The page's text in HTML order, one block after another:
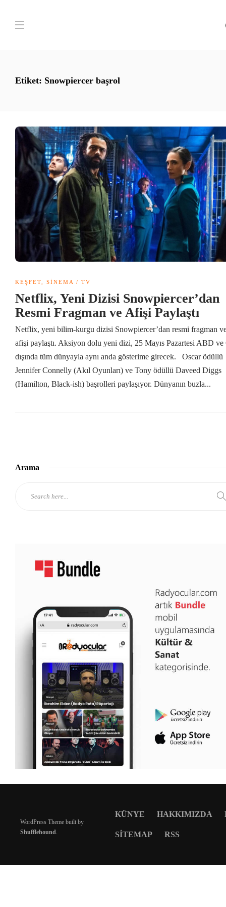
Etiket: Snowpiercer başrol
KEŞFET SINEMA / TV
Netflix, Yeni Dizisi Snowpiercer’dan
Resmi Fragman ve Afişi Paylaştı
Netflix, yeni bilim-kurgu dizisi Snowpiercer’dan resmi fragman
afişi paylaştı. Aksiyon dolu yeni dizi, 25 Mayıs Pazartesi ABD ve
dışında tüm dünyayla aynı anda gösterime girecek. Oscar ödüllü
Jennifer Connelly (Akıl Oyunları) ve Tony ödüllü Daveed Diggs
(Hamilton, Black-ish) başrolleri paylaşıyor. Dünyanın buzla...
Arama
WordPress Theme built by
Shufflehound.
KÜNYE HAKKIMIZDA
SITEMAP RSS